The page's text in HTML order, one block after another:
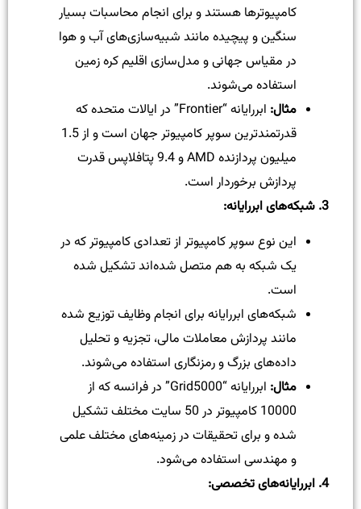
کامپیوترها هستند و برای انجام محاسبات بسیار
سنگین و پیچیده مانند شبیه‌سازی‌های آب و هوا
در مقیاس جهانی و مدل‌سازی اقلیم کره زمین
استفاده می‌شوند.
مثال:
ابررایانه “Frontier” در ایالات متحده که
قدرتمندترین سوپر کامپیوتر جهان است و از 1.5
میلیون پردازنده AMD و 9.4 پتافلاپس قدرت
پردازش برخوردار است.
3. شبکه‌های ابررایانه:
این نوع سوپر کامپیوتر از تعدادی کامپیوتر که در
یک شبکه به هم متصل شده‌اند تشکیل شده
است.
شبکه‌های ابررایانه برای انجام وظایف توزیع شده
مانند پردازش معاملات مالی، تجزیه و تحلیل
داده‌های بزرگ و رمزنگاری استفاده می‌شوند.
مثال:
ابررایانه “Grid5000” در فرانسه که از
10000 کامپیوتر در 50 سایت مختلف تشکیل
شده و برای تحقیقات در زمینه‌های مختلف علمی
و مهندسی استفاده می‌شود.
4. ابررایانه‌های تخصصی: